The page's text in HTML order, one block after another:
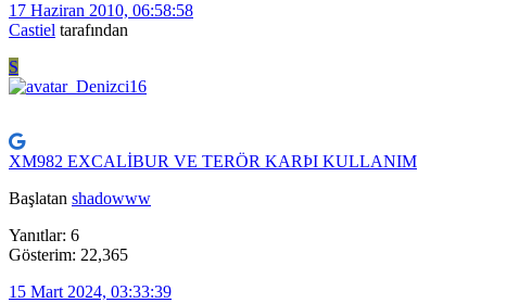
17 Haziran 2010, 06:58:58
Castiel tarafından
S
XM982 EXCALİBUR VE TERÖR KARÞI KULLANIM
Başlatan shadowww
Yanıtlar: 6
Gösterim: 22,365
15 Mart 2024, 03:33:39